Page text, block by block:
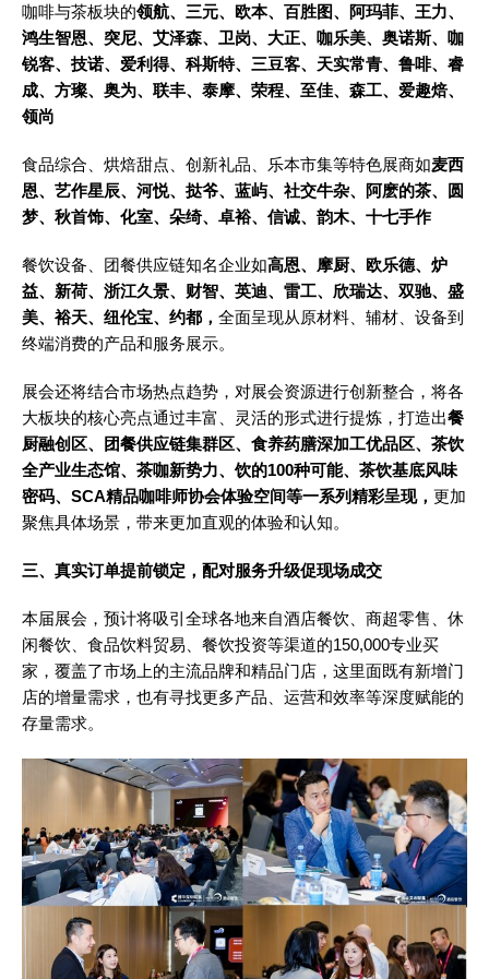
咖啡与茶板块的领航、三元、欧本、百胜图、阿玛菲、王力、
鸿生智恩、突尼、艾泽森、卫岗、大正、咖乐美、奥诺斯、咖
锐客、技诺、爱利得、科斯特、三豆客、天实常青、鲁啡、睿
成、方璨、奥为、联丰、泰摩、荣程、至佳、森工、爱趣焙、
领尚
食品综合、烘焙甜点、创新礼品、乐本市集等特色展商如麦西
恩、艺作星辰、河悦、挞爷、蓝屿、社交牛杂、阿麽的茶、圆
梦、秋首饰、化室、朵绮、卓裕、信诚、韵木、十七手作
餐饮设备、团餐供应链知名企业如高恩、摩厨、欧乐德、炉
益、新荷、浙江久景、财智、英迪、雷工、欣瑞达、双驰、盛
美、裕天、纽伦宝、约都， 全面呈现从原材料、辅材、设备到
终端消费的产品和服务展示。
展会还将结合市场热点趋势，对展会资源进行创新整合，将各
大板块的核心亮点通过丰富、灵活的形式进行提炼，打造出餐
厨融创区、团餐供应链集群区、食养药膳深加工优品区、茶饮
全产业生态馆、茶咖新势力、饮的100种可能、茶饮基底风味
密码、SCA精品咖啡师协会体验空间等一系列精彩呈现， 更加
聚焦具体场景，带来更加直观的体验和认知。
三、真实订单提前锁定，配对服务升级促现场成交
本届展会，预计将吸引全球各地来自酒店餐饮、商超零售、休
闲餐饮、食品饮料贸易、餐饮投资等渠道的150,000专业买
家，覆盖了市场上的主流品牌和精品门店，这里面既有新增门
店的增量需求，也有寻找更多产品、运营和效率等深度赋能的
存量需求。